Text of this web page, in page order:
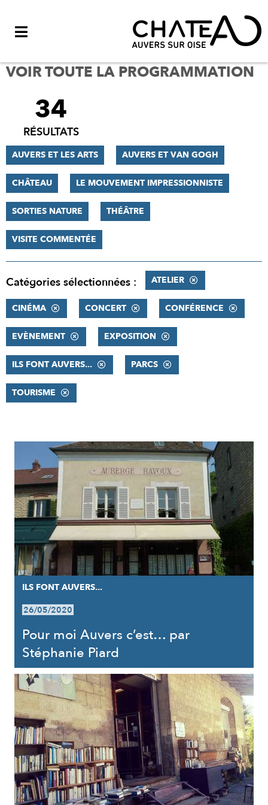
VOIR TOUTE LA PROGRAMMATION
FILTRER
RÉSULTATS
34
RÉSULTATS
AUVERS ET LES ARTS AUVERS ET VAN GOGH
CHÂTEAU LE MOUVEMENT IMPRESSIONNISTE
SORTIES NATURE THÉÂTRE
VISITE COMMENTÉE
Catégories sélectionnées : ATELIER
CINÉMA CONCERT CONFÉRENCE
EVÈNEMENT EXPOSITION
ILS FONT AUVERS... PARCS
TOURISME
RÉSULTATS
ILS FONT AUVERS...
26/05/2020
Pour moi Auvers c’est… par
Stéphanie Piard